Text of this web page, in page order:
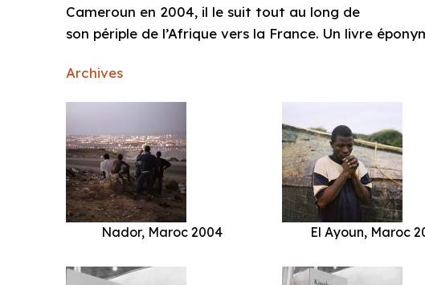
Cameroun en 2004, il le suit tout au long de
son périple de l’Afrique vers la France. Un livre
Archives
Nador, Maroc 2004 El Ayoun, Maroc